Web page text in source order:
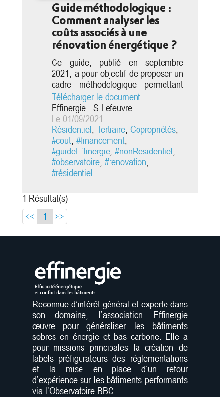
Guide méthodologique :
Comment analyser les
coûts associés à une
rénovation énergétique ?
Ce guide, publié en septembre
2021, a pour objectif de proposer un
cadre méthodologique permettant
d’homogénéiser l’analyse des coûts
associés à une rénovation
énergétique. Il est le fruit de travaux
menés par l’Observatoire BBC,
notamment lors du référencement
d’opérations de rénovation
énergétique exemplaire. Il a la
volonté de : Présenter la
Télécharger le document
Effinergie - S.Lefeuvre
Le 01/09/2021
Résidentiel Tertiaire, Copropriétés,
#cout, #financement,
#guideEffinergie, #nonResidentiel
#observatoire, #renovation
#résidentiel
1 Résultat(s)
<<
1 >>
Reconnue d’intérêt général et experte dans
son domaine, l’association Effinergie
œuvre pour généraliser les bâtiments
sobres en énergie et bas carbone. Elle a
pour missions principales la création de
labels préfigurateurs des réglementations
et la mise en place d’un retour
d’expérience sur les bâtiments performants
via l’Observatoire BBC.